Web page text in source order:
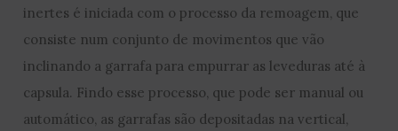
inertes é iniciada com o processo da remoagem, que
consiste num conjunto de movimentos que vão
inclinando a garrafa para empurrar as leveduras até à
capsula. Findo esse processo, que pode ser manual ou
automático, as garrafas são depositadas na vertical,